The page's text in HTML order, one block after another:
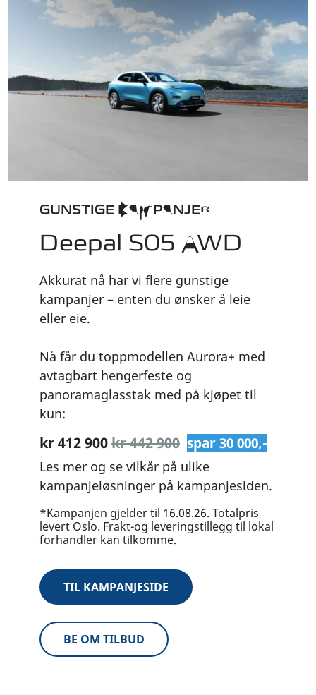
GUNSTIGE KAMPANJER
Deepal S05 AWD
Akkurat nå har vi flere gunstige
kampanjer – enten du ønsker å leie
eller eie.
Nå får du toppmodellen Aurora+ med
avtagbart hengerfeste og
panoramaglasstak med på kjøpet til
kun:
kr 412 900kr 442 900 spar 30 000,-
Les mer og se vilkår på ulike
kampanjeløsninger på kampanjesiden.
*Kampanjen gjelder til 16.08.26. Totalpris
levert Oslo. Frakt-og leveringstillegg til lokal
forhandler kan tilkomme.
TIL KAMPANJESIDE
BE OM TILBUD